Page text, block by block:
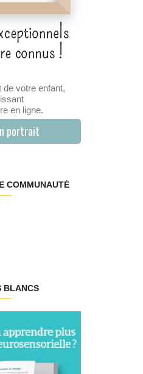
de votre enfant,
en ligne.
portrait
COMMUNAUTÉ
BLANCS